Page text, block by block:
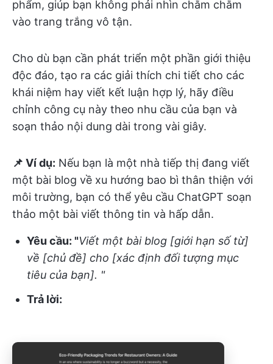
phẩm, giúp bạn không phải nhìn chằm chằm
vào trang trắng vô tận.
Cho dù bạn cần phát triển một phần giới thiệu
độc đáo, tạo ra các giải thích chi tiết cho các
khái niệm hay viết kết luận hợp lý, hãy điều
chỉnh công cụ này theo nhu cầu của bạn và
soạn thảo nội dung dài trong vài giây.
📌 Ví dụ: Nếu bạn là một nhà tiếp thị đang viết
một bài blog về xu hướng bao bì thân thiện với
môi trường, bạn có thể yêu cầu ChatGPT soạn
thảo một bài viết thông tin và hấp dẫn.
Yêu cầu: "Viết một bài blog [giới hạn số từ]
về [chủ đề] cho [xác định đối tượng mục
tiêu của bạn]. "
Trả lời: